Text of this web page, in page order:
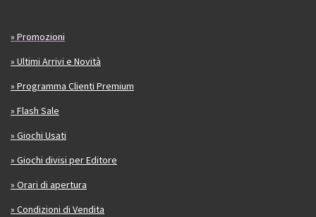
» Promozioni
» Ultimi Arrivi e Novità
» Programma Clienti Premium
» Flash Sale
» Giochi Usati
» Giochi divisi per Editore
» Orari di apertura
» Condizioni di Vendita